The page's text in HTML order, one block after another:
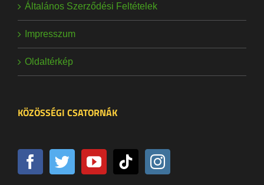
Általános Szerződési Feltételek
Impresszum
Oldaltérkép
KÖZÖSSÉGI CSATORNÁK